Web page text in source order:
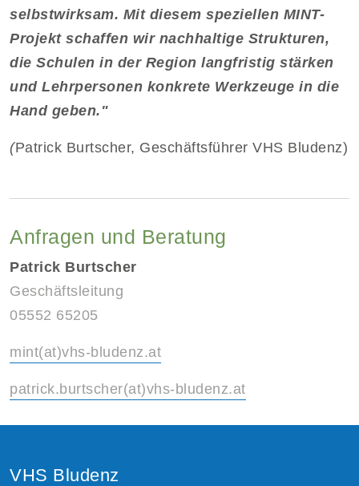
selbstwirksam. Mit diesem speziellen MINT-
Projekt schaffen wir nachhaltige Strukturen,
die Schulen in der Region langfristig stärken
und Lehrpersonen konkrete Werkzeuge in die
Hand geben."
(Patrick Burtscher, Geschäftsführer VHS Bludenz)
Anfragen und Beratung
Patrick Burtscher
Geschäftsleitung
05552 65205
mint(at)vhs-bludenz.at
patrick.burtscher(at)vhs-bludenz.at
VHS Bludenz